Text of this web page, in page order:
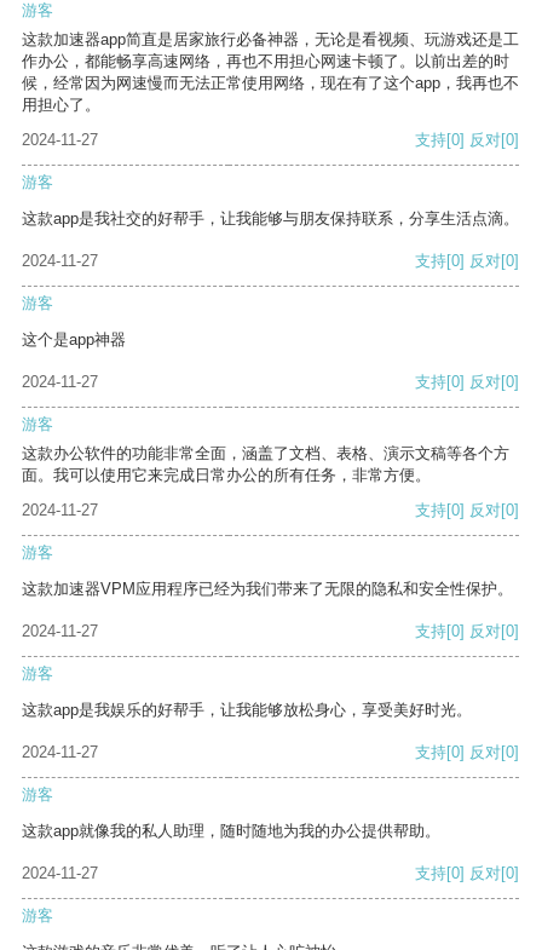
游客
这款加速器app简直是居家旅行必备神器，无论是看视频、玩游戏还是工
作办公，都能畅享高速网络，再也不用担心网速卡顿了。以前出差的时
候，经常因为网速慢而无法正常使用网络，现在有了这个app，我再也不
用担心了。
2024-11-27
支持[0] 反对[0]
游客
这款app是我社交的好帮手，让我能够与朋友保持联系，分享生活点滴。
2024-11-27 支持[0] 反对[0]
游客
这个是app神器
2024-11-27 支持[0] 反对[0]
游客
这款办公软件的功能非常全面，涵盖了文档、表格、演示文稿等各个方
面。我可以使用它来完成日常办公的所有任务，非常方便。
2024-11-27
支持[0] 反对[0]
游客
这款加速器VPM应用程序已经为我们带来了无限的隐私和安全性保护。
2024-11-27 支持[0] 反对[0]
游客
这款app是我娱乐的好帮手，让我能够放松身心，享受美好时光。
2024-11-27 支持[0] 反对[0]
游客
这款app就像我的私人助理，随时随地为我的办公提供帮助。
2024-11-27 支持[0] 反对[0]
游客